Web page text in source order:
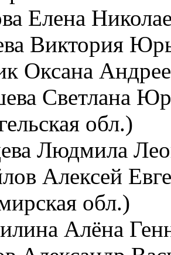
Елена
Виктория
Оксана
Светлана
обл.)
Людмила
Алексей
обл.)
Алёна